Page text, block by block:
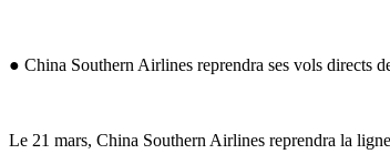
● China Southern Airlines reprendra ses vols directs
Le 21 mars, China Southern Airlines reprendra la